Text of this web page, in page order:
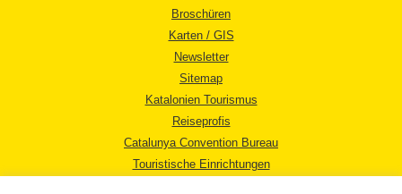
Broschüren
Karten / GIS
Newsletter
Sitemap
Katalonien Tourismus
Reiseprofis
Catalunya Convention Bureau
Touristische Einrichtungen